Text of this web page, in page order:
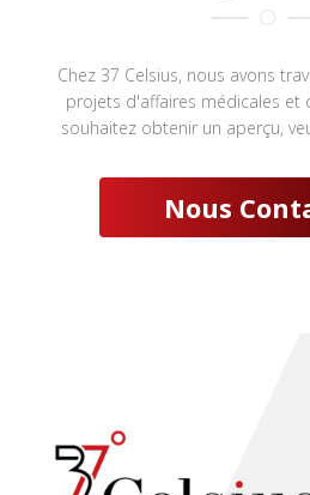
Chez 37 Celsius, nous avons
projets d'affaires médicales et
souhaitez obtenir un aperçu,
Nous